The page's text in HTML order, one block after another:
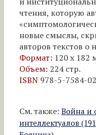
чтения, которую
новые смыслы,
авторов текстов о
Формат: 120 х 182
Объем: 224 стр.
ISBN 978-5-7584-
См. также: Война и
интеллектуалов